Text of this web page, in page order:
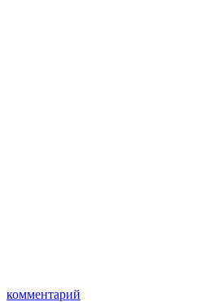
комментарий